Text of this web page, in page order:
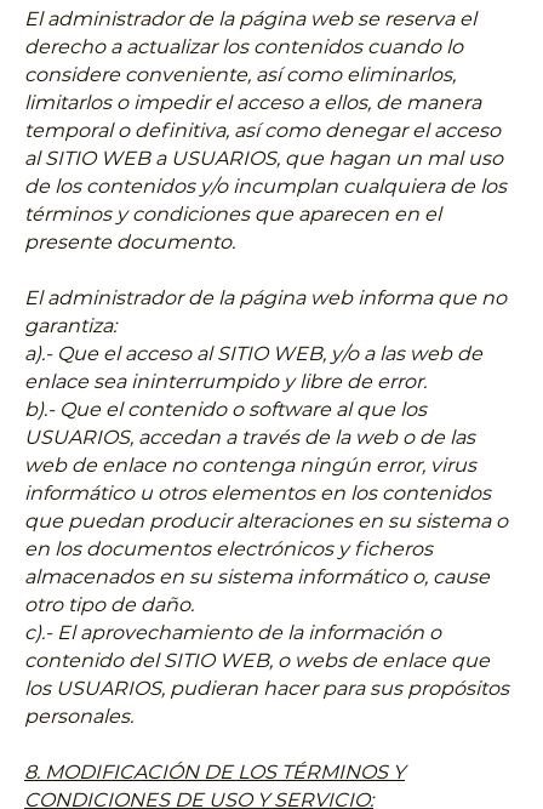
El administrador de la página web se reserva el
derecho a actualizar los contenidos cuando lo
considere conveniente, así como eliminarlos,
limitarlos o impedir el acceso a ellos, de manera
temporal o definitiva, así como denegar el acceso
al SITIO WEB a USUARIOS, que hagan un mal uso
de los contenidos y/o incumplan cualquiera de los
términos y condiciones que aparecen en el
presente documento.
El administrador de la página web informa que no
garantiza:
a).- Que el acceso al SITIO WEB, y/o a las web de
enlace sea ininterrumpido y libre de error.
b).- Que el contenido o software al que los
USUARIOS, accedan a través de la web o de las
web de enlace no contenga ningún error, virus
informático u otros elementos en los contenidos
que puedan producir alteraciones en su sistema o
en los documentos electrónicos y ficheros
almacenados en su sistema informático o, cause
otro tipo de daño.
c).- El aprovechamiento de la información o
contenido del SITIO WEB, o webs de enlace que
los USUARIOS, pudieran hacer para sus propósitos
personales.
8. MODIFICACIÓN DE LOS TÉRMINOS Y
CONDICIONES DE USO Y SERVICIO: